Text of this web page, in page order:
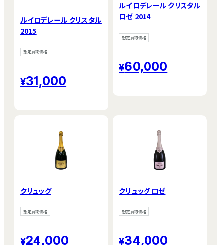
ルイロデレール クリスタル
2015
想定買取価格
31,000
ルイロデレール クリスタル
ロゼ 2014
想定買取価格
60,000
クリュッグ
想定買取価格
24,000
クリュッグ ロゼ
想定買取価格
34,000